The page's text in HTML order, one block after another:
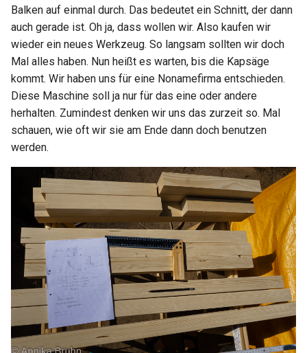
Balken auf einmal durch. Das bedeutet ein Schnitt, der dann
auch gerade ist. Oh ja, dass wollen wir. Also kaufen wir
wieder ein neues Werkzeug. So langsam sollten wir doch
Mal alles haben. Nun heißt es warten, bis die Kapsäge
kommt. Wir haben uns für eine Nonamefirma entschieden.
Diese Maschine soll ja nur für das eine oder andere
herhalten. Zumindest denken wir uns das zurzeit so. Mal
schauen, wie oft wir sie am Ende dann doch benutzen
werden.